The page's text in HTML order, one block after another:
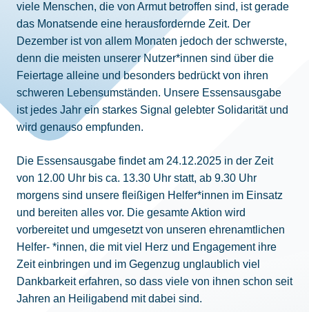
viele Menschen, die von Armut betroffen sind, ist gerade
das Monatsende eine herausfordernde Zeit. Der
Dezember ist von allem Monaten jedoch der schwerste,
denn die meisten unserer Nutzer*innen sind über die
Feiertage alleine und besonders bedrückt von ihren
schweren Lebensumständen. Unsere Essensausgabe
ist jedes Jahr ein starkes Signal gelebter Solidarität und
wird genauso empfunden.
Die Essensausgabe findet am 24.12.2025 in der Zeit
von 12.00 Uhr bis ca. 13.30 Uhr statt, ab 9.30 Uhr
morgens sind unsere fleißigen Helfer*innen im Einsatz
und bereiten alles vor. Die gesamte Aktion wird
vorbereitet und umgesetzt von unseren ehrenamtlichen
Helfer- *innen, die mit viel Herz und Engagement ihre
Zeit einbringen und im Gegenzug unglaublich viel
Dankbarkeit erfahren, so dass viele von ihnen schon seit
Jahren an Heiligabend mit dabei sind.